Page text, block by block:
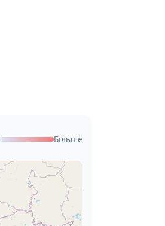
Більше